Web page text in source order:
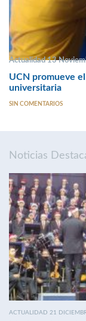
Actualidad 13
UCN promueve
universitaria
SIN COMENTARIOS
Noticias
ACTUALIDAD 21